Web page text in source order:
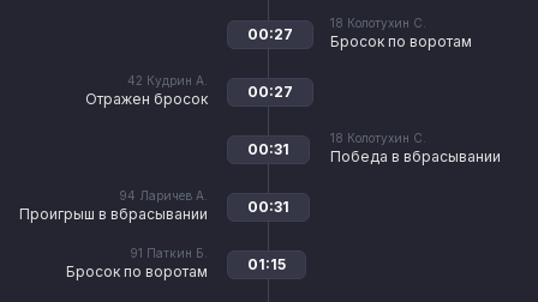
18 Колотухин С.
Бросок по воротам
00:27
42 Кудрин А.
Отражен бросок 00:27
18 Колотухин С.
Победа в вбрасывании
00:31
94 Ларичев А.
Проигрыш в вбрасывании 00:31
91 Паткин Б.
Бросок по воротам 01:15